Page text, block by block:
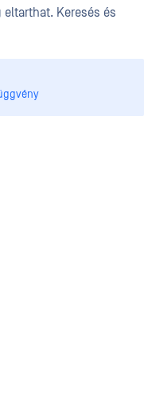
Keresés és